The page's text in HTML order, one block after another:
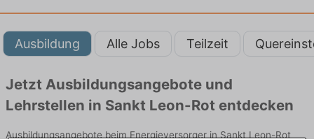
Ausbildung Alle Jobs Teilzeit
Jetzt Ausbildungsangebote und
Lehrstellen in Sankt Leon-Rot entdecken
Ausbildungsangebote beim Energieversorger in Sankt Leon-Rot